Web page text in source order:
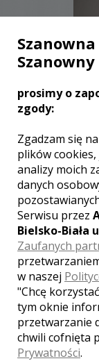
prosimy o
zgody:
Zgadzam się
plików
analizy moich
danych
Serwisu przez
Bielsko-Biała
Zaufanych
w naszej
"Chcę
tym oknie
przetwarzanie
chwili cofnięta
Prywatności.